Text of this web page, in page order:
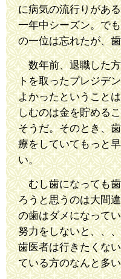
に病気の流行りがあ
一年中シーズン。で
の一位は忘れたが、
数年前、退職した方
トを取ったプレジデ
よかったということ
しむのは金を貯める
そうだ。そのとき、
療をしていてもっと
い。
むし歯になっても歯
ろうと思うのは大間
の歯はダメになって
努力をしないと、、
歯医者は行きたくな
ている方のなんと多